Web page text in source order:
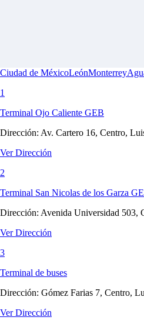
Ciudad de MéxicoLeónMonterrey
1
Terminal Ojo Caliente GEB
Dirección: Av. Cartero 16, Centro,
Ver Dirección
2
Terminal San Nicolas de los Garza
Dirección: Avenida Universidad 503,
Ver Dirección
3
Terminal de buses
Dirección: Gómez Farias 7, Centro,
Ver Dirección